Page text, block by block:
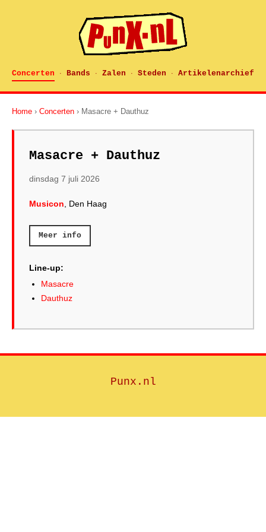
Concerten · Bands · Zalen · Steden · Artikelenarchief
Home › Concerten › Masacre + Dauthuz
Masacre + Dauthuz
dinsdag 7 juli 2026
Musicon , Den Haag
Meer info
Line-up:
Masacre
Dauthuz
Punx.nl